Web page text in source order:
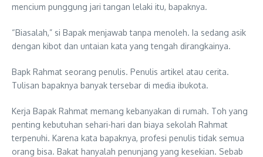
mencium punggung jari tangan lelaki itu, bapaknya.
“Biasalah,” si Bapak menjawab tanpa menoleh. Ia sedang asik
dengan kibot dan untaian kata yang tengah dirangkainya.
Bapk Rahmat seorang penulis. Penulis artikel atau cerita.
Tulisan bapaknya banyak tersebar di media ibukota.
Kerja Bapak Rahmat memang kebanyakan di rumah. Toh yang
penting kebutuhan sehari-hari dan biaya sekolah Rahmat
terpenuhi. Karena kata bapaknya, profesi penulis tidak semua
orang bisa. Bakat hanyalah penunjang yang kesekian. Sebab